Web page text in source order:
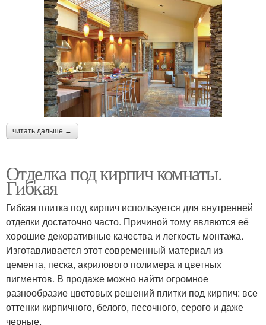
читать дальше →
Отделка под кирпич комнаты.
Гибкая
Гибкая плитка под кирпич используется для внутренней
отделки достаточно часто. Причиной тому являются её
хорошие декоративные качества и легкость монтажа.
Изготавливается этот современный материал из
цемента, песка, акрилового полимера и цветных
пигментов. В продаже можно найти огромное
разнообразие цветовых решений плитки под кирпич: все
оттенки кирпичного, белого, песочного, серого и даже
черные.